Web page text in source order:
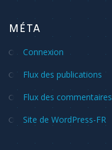
MÉTA
Connexion
Flux des publications
Flux des commentaires
Site de WordPress-FR